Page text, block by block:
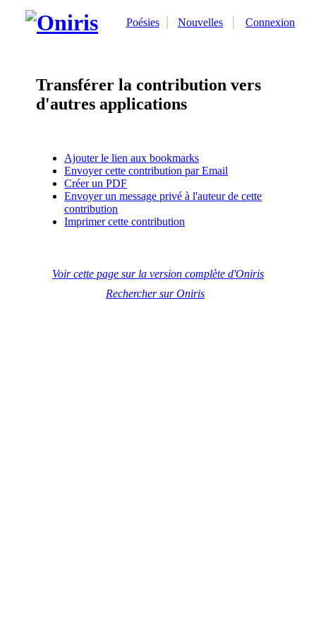
Poésies Nouvelles Connexion
Transférer la contribution vers
d'autres applications
Ajouter le lien aux bookmarks
Envoyer cette contribution par Email
Créer un PDF
Envoyer un message privé à l'auteur de cette
contribution
Imprimer cette contribution
Voir cette page sur la version complète d'Oniris
Rechercher sur Oniris